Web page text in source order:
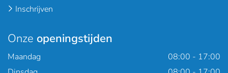
Inschrijven
Onze openingstijden
Maandag
08:00 - 17:00